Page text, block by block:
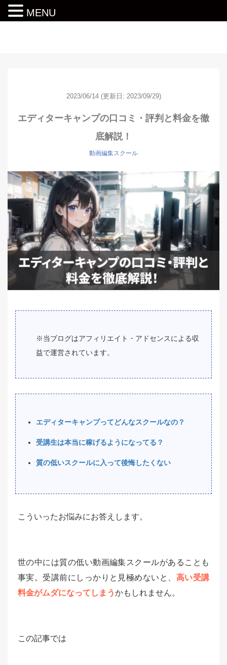
2023/06/14 (更新日: 2023/09/29)
エディターキャンプの口コミ・評判と料金を徹
底解説！
動画編集スクール
※当ブログはアフィリエイト・アドセンスによる収
益で運営されています。
エディターキャンプってどんなスクールなの？
受講生は本当に稼げるようになってる？
質の低いスクールに入って後悔したくない
こういったお悩みにお答えします。
世の中には質の低い動画編集スクールがあることも
事実。受講前にしっかりと見極めないと、 高い受講
料金がムダになってしまうかもしれません。
この記事では
MENU